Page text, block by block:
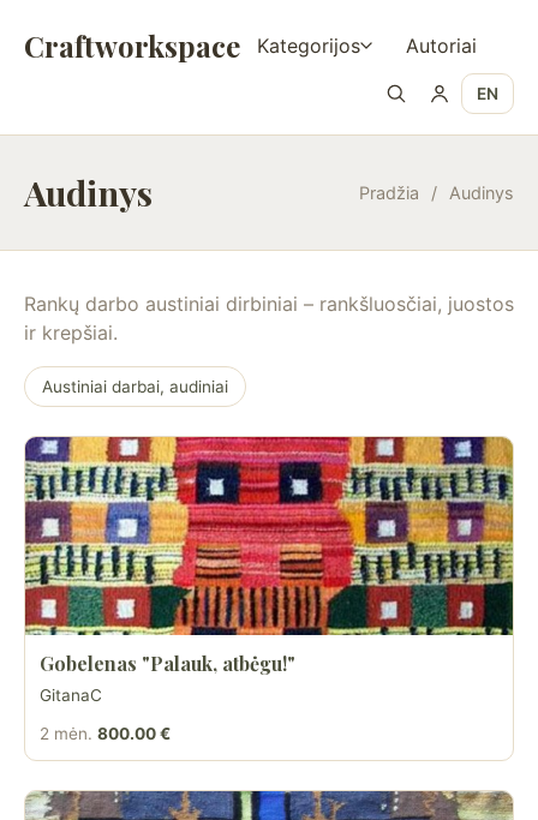
Craftworkspace Kategorijos Autoriai
EN
Audinys Pradžia / Audinys
Rankų darbo austiniai dirbiniai – rankšluosčiai, juostos
ir krepšiai.
Austiniai darbai, audiniai
Gobelenas "Palauk, atbėgu!"
GitanaC
2 mėn. 800.00 €